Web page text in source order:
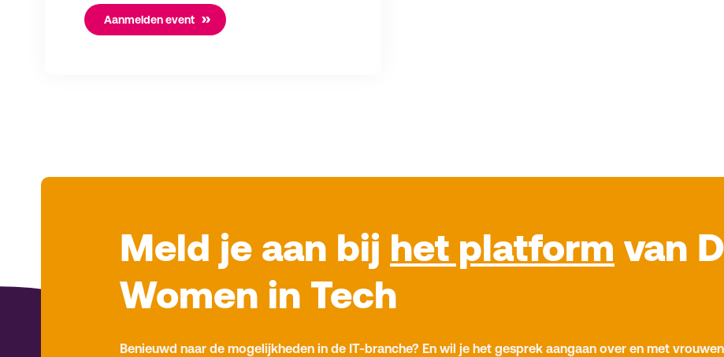
Aanmelden event
Meld je aan bij het platform van
Women in Tech
Benieuwd naar de mogelijkheden in de IT-branche? En wil je het gesprek aangaan over en met